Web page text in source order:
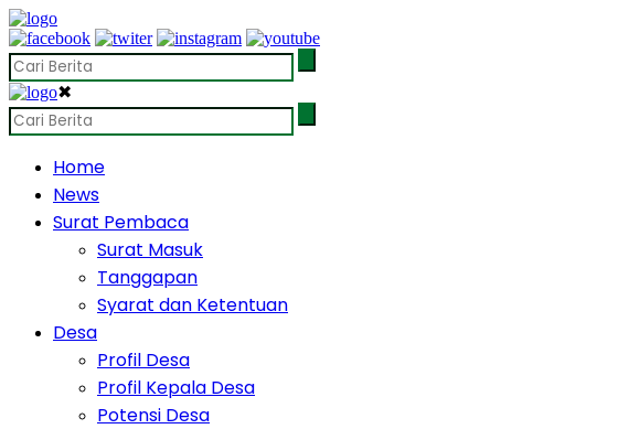
✖
Home
News
Surat Pembaca
Surat Masuk
Tanggapan
Syarat dan Ketentuan
Desa
Profil Desa
Profil Kepala Desa
Potensi Desa